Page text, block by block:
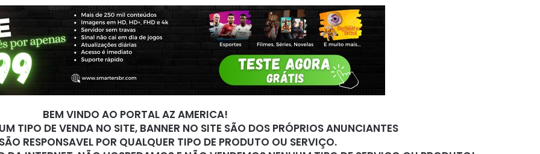
BEM VINDO AO PORTAL AZ AMERICA!
TIPO DE VENDA NO SITE, BANNER NO SITE SÃO DOS PRÓPRIOS ANUNCIANTES
RESPONSAVEL POR QUALQUER TIPO DE PRODUTO OU SERVIÇO.